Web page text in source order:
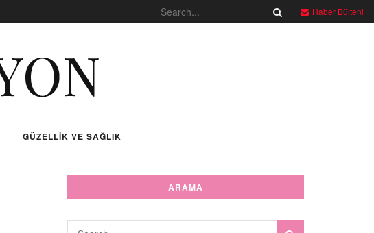
Haber Bülteni
GÜZELLIK VE SAĞLIK
ARAMA